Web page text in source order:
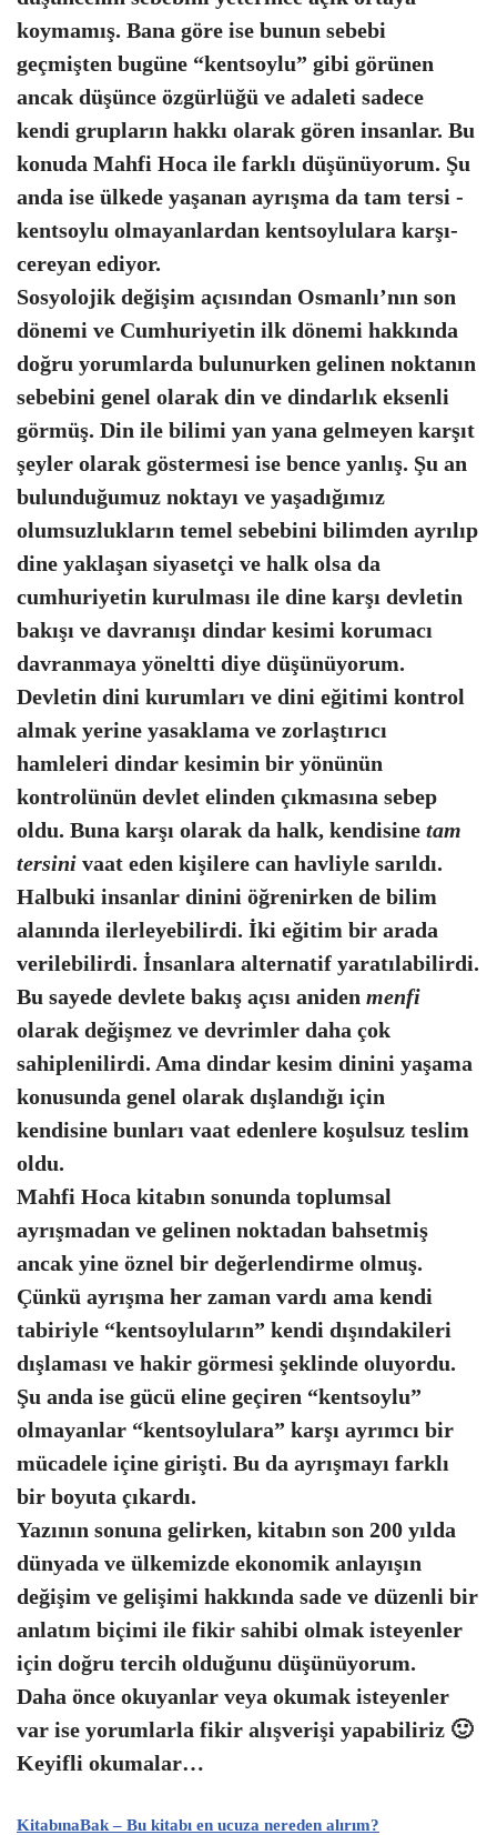
koymamış. Bana göre ise bunun sebebi
geçmişten bugüne “kentsoylu” gibi görünen
ancak düşünce özgürlüğü ve adaleti sadece
kendi grupların hakkı olarak gören insanlar. Bu
konuda Mahfi Hoca ile farklı düşünüyorum. Şu
anda ise ülkede yaşanan ayrışma da tam tersi -
kentsoylu olmayanlardan kentsoylulara karşı-
cereyan ediyor.
Sosyolojik değişim açısından Osmanlı’nın son
dönemi ve Cumhuriyetin ilk dönemi hakkında
doğru yorumlarda bulunurken gelinen noktanın
sebebini genel olarak din ve dindarlık eksenli
görmüş. Din ile bilimi yan yana gelmeyen karşıt
şeyler olarak göstermesi ise bence yanlış. Şu an
bulunduğumuz noktayı ve yaşadığımız
olumsuzlukların temel sebebini bilimden ayrılıp
dine yaklaşan siyasetçi ve halk olsa da
cumhuriyetin kurulması ile dine karşı devletin
bakışı ve davranışı dindar kesimi korumacı
davranmaya yöneltti diye düşünüyorum.
Devletin dini kurumları ve dini eğitimi kontrol
almak yerine yasaklama ve zorlaştırıcı
hamleleri dindar kesimin bir yönünün
kontrolünün devlet elinden çıkmasına sebep
oldu. Buna karşı olarak da halk, kendisine tam
tersini vaat eden kişilere can havliyle sarıldı.
Halbuki insanlar dinini öğrenirken de bilim
alanında ilerleyebilirdi. İki eğitim bir arada
verilebilirdi. İnsanlara alternatif yaratılabilirdi.
Bu sayede devlete bakış açısı aniden menfi
olarak değişmez ve devrimler daha çok
sahiplenilirdi. Ama dindar kesim dinini yaşama
konusunda genel olarak dışlandığı için
kendisine bunları vaat edenlere koşulsuz teslim
oldu.
Mahfi Hoca kitabın sonunda toplumsal
ayrışmadan ve gelinen noktadan bahsetmiş
ancak yine öznel bir değerlendirme olmuş.
Çünkü ayrışma her zaman vardı ama kendi
tabiriyle “kentsoyluların” kendi dışındakileri
dışlaması ve hakir görmesi şeklinde oluyordu.
Şu anda ise gücü eline geçiren “kentsoylu”
olmayanlar “kentsoylulara” karşı ayrımcı bir
mücadele içine girişti. Bu da ayrışmayı farklı
bir boyuta çıkardı.
Yazının sonuna gelirken, kitabın son 200 yılda
dünyada ve ülkemizde ekonomik anlayışın
değişim ve gelişimi hakkında sade ve düzenli bir
anlatım biçimi ile fikir sahibi olmak isteyenler
için doğru tercih olduğunu düşünüyorum.
Daha önce okuyanlar veya okumak isteyenler
var ise yorumlarla fikir alışverişi yapabiliriz 🙂
Keyifli okumalar…
KitabınaBak – Bu kitabı en ucuza nereden alırım?